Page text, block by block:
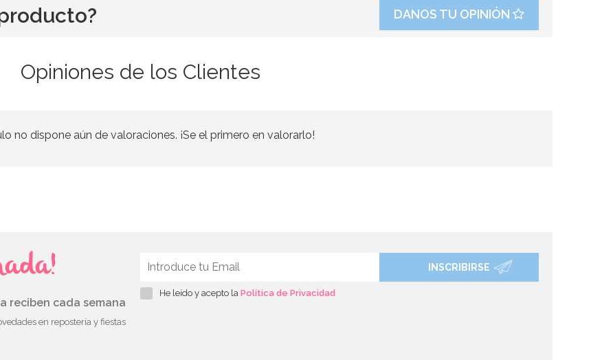
DANOS TU OPINIÓN
Opiniones de los Clientes
no dispone aún de valoraciones. ¡Se el primero en valorarlo!
reciben cada semana
en repostería y fiestas
INSCRIBIRSE
He leído y acepto la Política de Privacidad